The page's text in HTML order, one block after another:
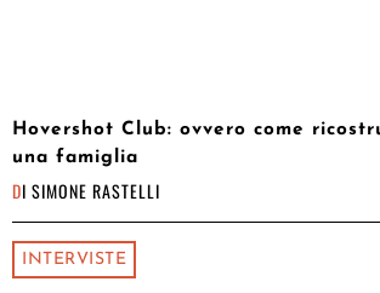
Hovershot Club: ovvero come
una famiglia
DI SIMONE RASTELLI
INTERVISTE